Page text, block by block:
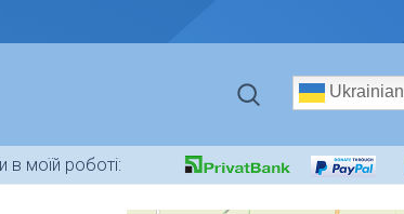
Ukrainian
моїй роботі: